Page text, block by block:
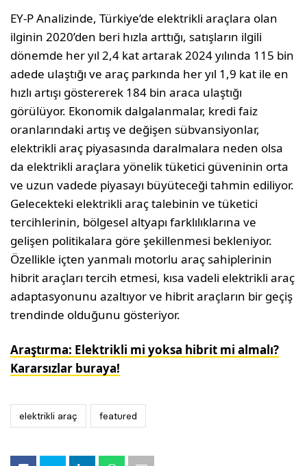
EY-P Analizinde, Türkiye’de elektrikli araçlara olan
ilginin 2020’den beri hızla arttığı, satışların ilgili
dönemde her yıl 2,4 kat artarak 2024 yılında 115 bin
adede ulaştığı ve araç parkında her yıl 1,9 kat ile en
hızlı artışı göstererek 184 bin araca ulaştığı
görülüyor. Ekonomik dalgalanmalar, kredi faiz
oranlarındaki artış ve değişen sübvansiyonlar,
elektrikli araç piyasasında daralmalara neden olsa
da elektrikli araçlara yönelik tüketici güveninin orta
ve uzun vadede piyasayı büyüteceği tahmin ediliyor.
Gelecekteki elektrikli araç talebinin ve tüketici
tercihlerinin, bölgesel altyapı farklılıklarına ve
gelişen politikalara göre şekillenmesi bekleniyor.
Özellikle içten yanmalı motorlu araç sahiplerinin
hibrit araçları tercih etmesi, kısa vadeli elektrikli araç
adaptasyonunu azaltıyor ve hibrit araçların bir geçiş
trendinde olduğunu gösteriyor.
Araştırma: Elektrikli mi yoksa hibrit mi almalı?
Kararsızlar buraya!
elektrikli araç featured